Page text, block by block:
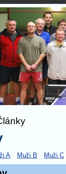
A Muži B Muži C